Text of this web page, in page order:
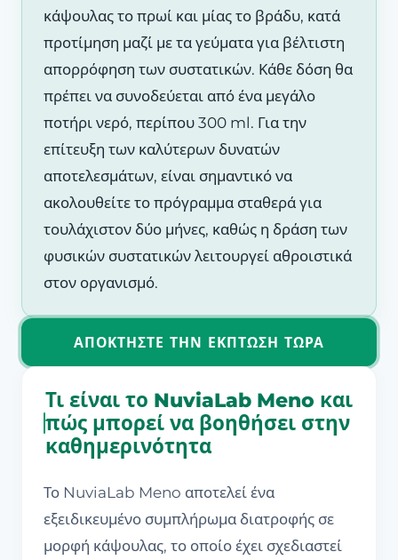
κάψουλας το πρωί και μίας το βράδυ, κατά
προτίμηση μαζί με τα γεύματα για βέλτιστη
απορρόφηση των συστατικών. Κάθε δόση θα
πρέπει να συνοδεύεται από ένα μεγάλο
ποτήρι νερό, περίπου 300 ml. Για την
επίτευξη των καλύτερων δυνατών
αποτελεσμάτων, είναι σημαντικό να
ακολουθείτε το πρόγραμμα σταθερά για
τουλάχιστον δύο μήνες, καθώς η δράση των
φυσικών συστατικών λειτουργεί αθροιστικά
στον οργανισμό.
ΑΠΟΚΤΉΣΤΕ ΤΗΝ ΈΚΠΤΩΣΗ ΤΏΡΑ
Τι είναι το NuviaLab Meno και
πώς μπορεί να βοηθήσει στην
καθημερινότητα
Το NuviaLab Meno αποτελεί ένα
εξειδικευμένο συμπλήρωμα διατροφής σε
μορφή κάψουλας, το οποίο έχει σχεδιαστεί